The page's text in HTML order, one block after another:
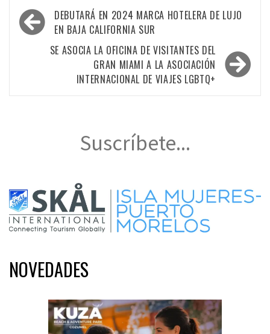
Navegación
de
entradas
DEBUTARÁ EN 2024 MARCA HOTELERA DE LUJO
EN BAJA CALIFORNIA SUR
SE ASOCIA LA OFICINA DE VISITANTES DEL
GRAN MIAMI A LA ASOCIACIÓN
INTERNACIONAL DE VIAJES LGBTQ+
Suscríbete...
NOVEDADES